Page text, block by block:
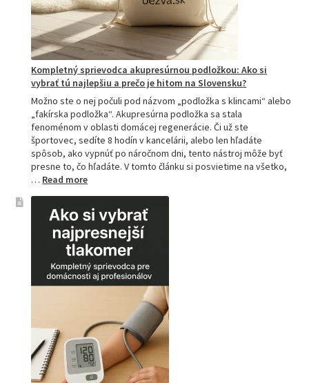
Kompletný sprievodca akupresúrnou podložkou: Ako si
vybrať tú najlepšiu a prečo je hitom na Slovensku?
Možno ste o nej počuli pod názvom „podložka s klincami“ alebo
„fakírska podložka“. Akupresúrna podložka sa stala
fenoménom v oblasti domácej regenerácie. Či už ste
športovec, sedíte 8 hodín v kancelárii, alebo len hľadáte
spôsob, ako vypnúť po náročnom dni, tento nástroj môže byť
presne to, čo hľadáte. V tomto článku si posvietime na všetko,
… Read more:
sprievodca
akupresúrnou
podložkou:
Ako
si
vybrať
tú
prečo
je
hitom
na
Slovensku?